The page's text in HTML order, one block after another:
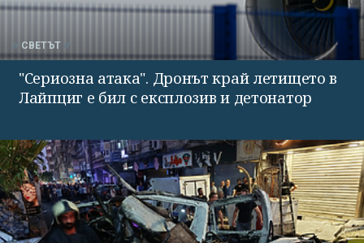
СВЕТЪТ
"Сериозна атака". Дронът край летището в
Лайпциг е бил с експлозив и детонатор